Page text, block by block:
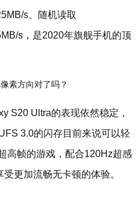
s、随机读取
s，是2020年旗舰手机的顶
Ultra的表现依然稳定，
3.0的闪存目前来说可以轻
高帧的游戏，配合120Hz超感
更加流畅无卡顿的体验。